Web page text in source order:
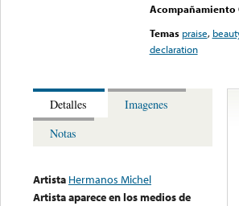
Acompañamiento
Temas praise,
declaration
Detalles
Imagenes
Notas
Artista Hermanos Michel
Artista aparece en los medios de